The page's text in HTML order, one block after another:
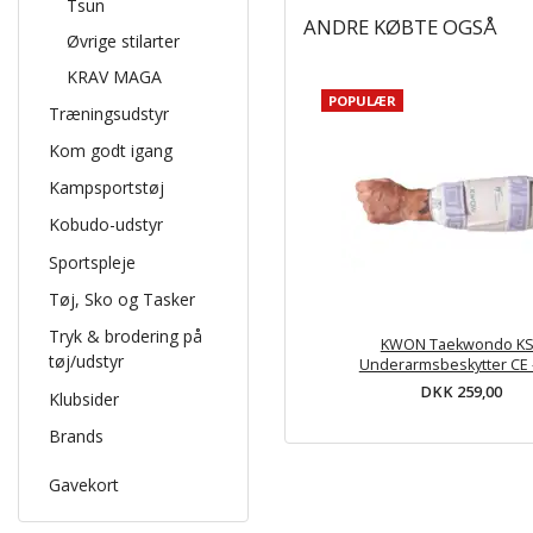
Tsun
Øvrige stilarter
KRAV MAGA
Træningsudstyr
Kom godt igang
Kampsportstøj
Kobudo-udstyr
Sportspleje
Tøj, Sko og Tasker
Tryk & brodering på
tøj/udstyr
Klubsider
Brands
Gavekort
ANDRE KØBTE OGSÅ
POPULÆR
KWON Taekwondo
Underarmsbeskytter CE
DKK 259,00